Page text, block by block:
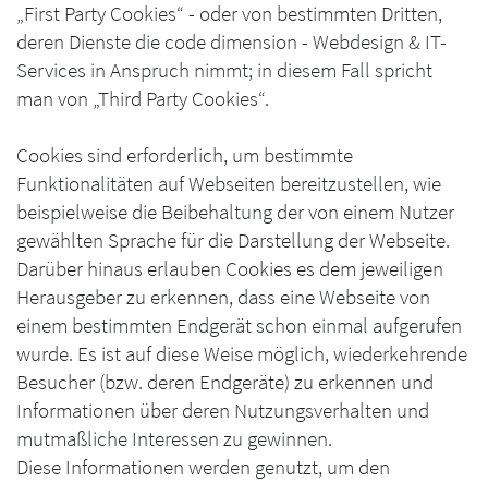
„First Party Cookies“ - oder von bestimmten Dritten,
deren Dienste die code dimension - Webdesign & IT-
Services in Anspruch nimmt; in diesem Fall spricht
man von „Third Party Cookies“.
Cookies sind erforderlich, um bestimmte
Funktionalitäten auf Webseiten bereitzustellen, wie
beispielweise die Beibehaltung der von einem Nutzer
gewählten Sprache für die Darstellung der Webseite.
Darüber hinaus erlauben Cookies es dem jeweiligen
Herausgeber zu erkennen, dass eine Webseite von
einem bestimmten Endgerät schon einmal aufgerufen
wurde. Es ist auf diese Weise möglich, wiederkehrende
Besucher (bzw. deren Endgeräte) zu erkennen und
Informationen über deren Nutzungsverhalten und
mutmaßliche Interessen zu gewinnen.
Diese Informationen werden genutzt, um den